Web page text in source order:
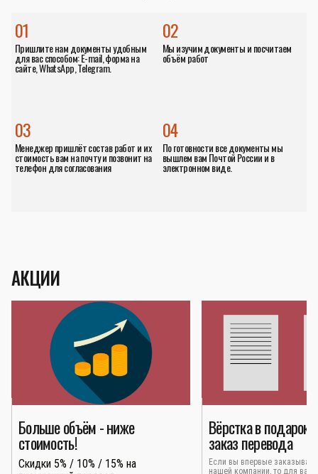
01
Пришлите нам документы удобным
для вас способом: E-mail, форма на
сайте, WhatsApp, Telegram.
02
Мы изучим документы и посчитаем
объём работ
04
По готовности все документы мы
вышлем вам Почтой России и в
электронном виде.
03
Менеджер пришлёт состав работ и их
стоимость вам на почту и позвонит на
телефон для согласования
АКЦИИ
Больше объём - ниже
стоимость!
Скидки 5% / 10% / 15% на
Вёрстка в подарок
заказ перевода
Если вы впервые
нашей компании, то для вас